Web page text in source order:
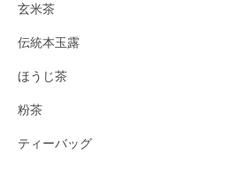
玄米茶
伝統本玉露
ほうじ茶
粉茶
ティーバッグ